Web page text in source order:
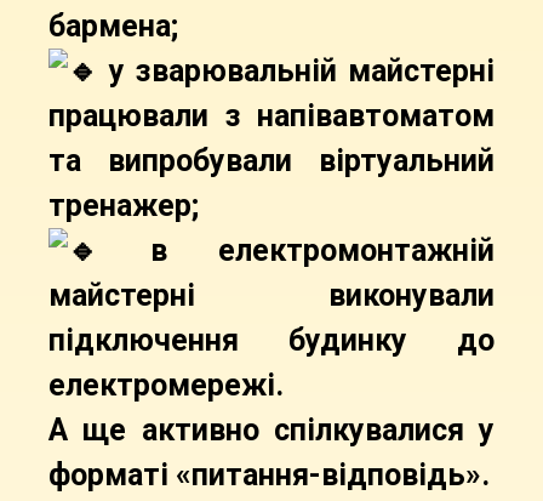
бармена;
у зварювальній майстерні
працювали з напівавтоматом
та випробували віртуальний
тренажер;
в електромонтажній
майстерні виконували
підключення будинку до
електромережі.
А ще активно спілкувалися у
форматі «питання-відповідь».